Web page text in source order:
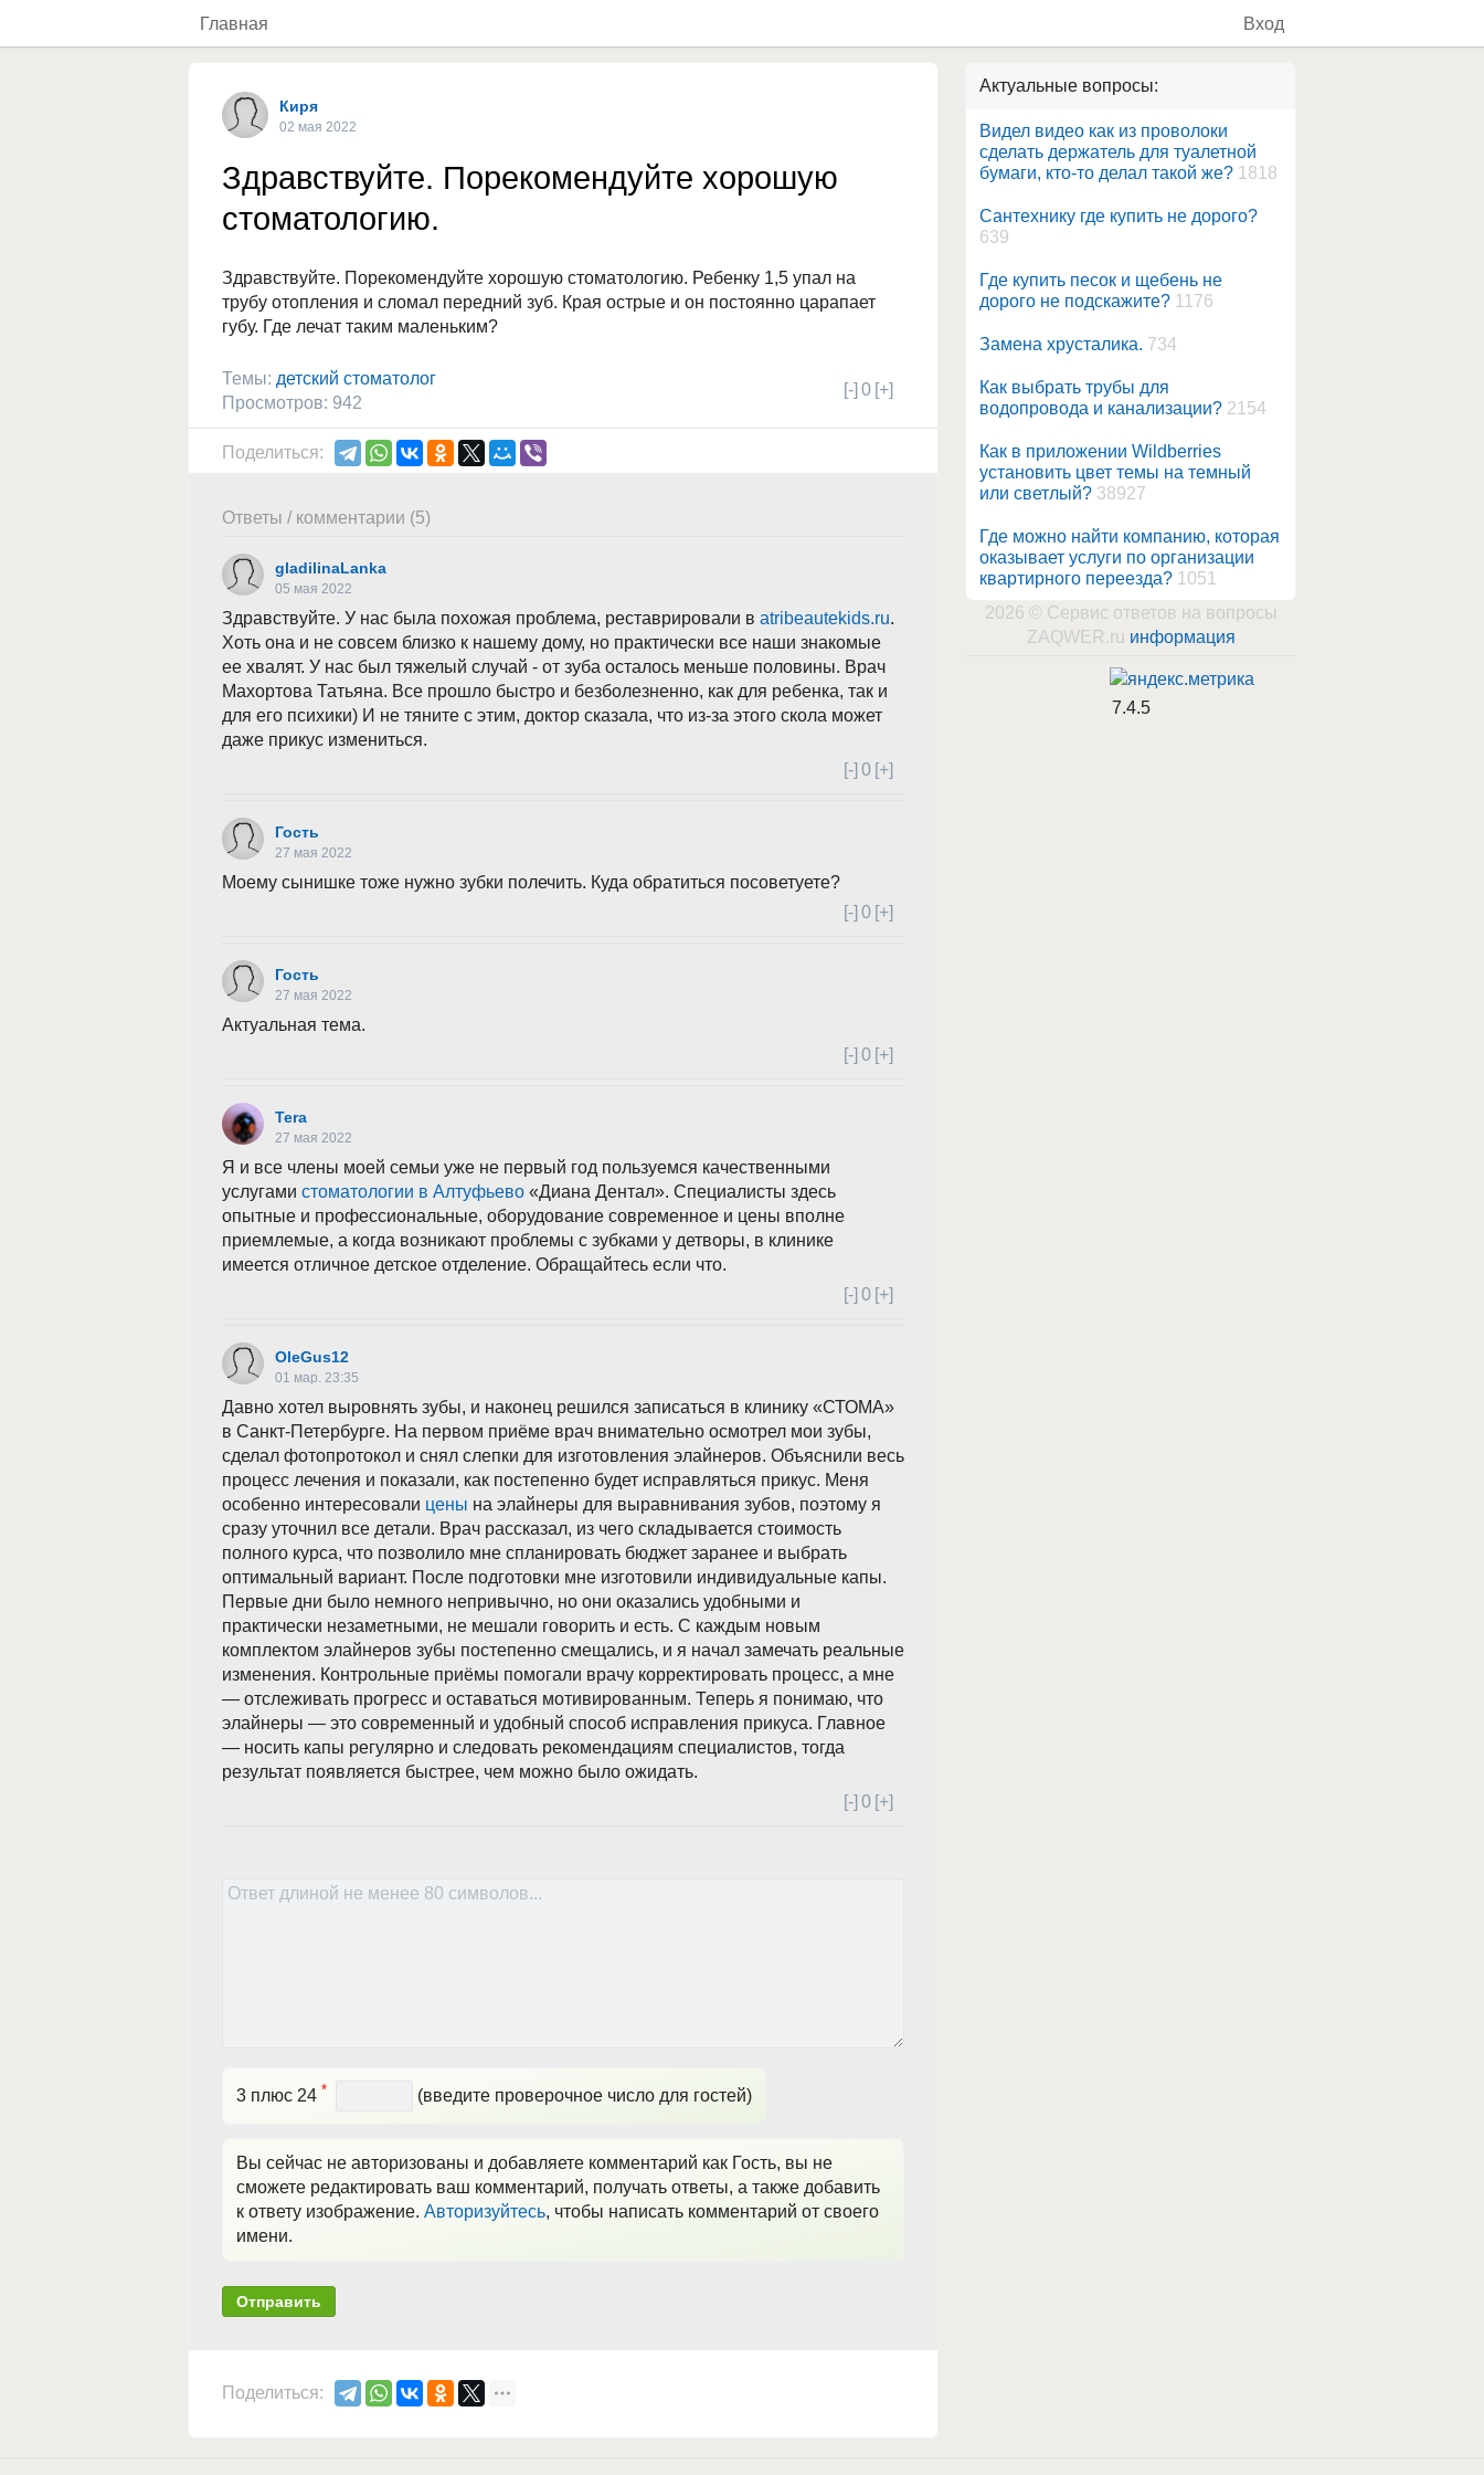
Главная Вход
Киря
02 мая 2022
Здравствуйте. Порекомендуйте хорошую
стоматологию.
Здравствуйте. Порекомендуйте хорошую стоматологию. Ребенку 1,5 упал на
трубу отопления и сломал передний зуб. Края острые и он постоянно царапает
губу. Где лечат таким маленьким?
[-] 0 [+]
Темы: детский стоматолог
Просмотров: 942
Поделиться:
Ответы / комментарии (5)
gladilinaLanka
05 мая 2022
Здравствуйте. У нас была похожая проблема, реставрировали в atribeautekids.ru.
Хоть она и не совсем близко к нашему дому, но практически все наши знакомые
ее хвалят. У нас был тяжелый случай - от зуба осталось меньше половины. Врач
Махортова Татьяна. Все прошло быстро и безболезненно, как для ребенка, так и
для его психики) И не тяните с этим, доктор сказала, что из-за этого скола может
даже прикус измениться.
[-] 0 [+]
Гость
27 мая 2022
Моему сынишке тоже нужно зубки полечить. Куда обратиться посоветуете?
[-] 0 [+]
Гость
27 мая 2022
Актуальная тема.
[-] 0 [+]
Tera
27 мая 2022
Я и все члены моей семьи уже не первый год пользуемся качественными
услугами стоматологии в Алтуфьево «Диана Дентал». Специалисты здесь
опытные и профессиональные, оборудование современное и цены вполне
приемлемые, а когда возникают проблемы с зубками у детворы, в клинике
имеется отличное детское отделение. Обращайтесь если что.
[-] 0 [+]
OleGus12
01 мар. 23:35
Давно хотел выровнять зубы, и наконец решился записаться в клинику «СТОМА»
в Санкт-Петербурге. На первом приёме врач внимательно осмотрел мои зубы,
сделал фотопротокол и снял слепки для изготовления элайнеров. Объяснили весь
процесс лечения и показали, как постепенно будет исправляться прикус. Меня
особенно интересовали цены на элайнеры для выравнивания зубов, поэтому я
сразу уточнил все детали. Врач рассказал, из чего складывается стоимость
полного курса, что позволило мне спланировать бюджет заранее и выбрать
оптимальный вариант. После подготовки мне изготовили индивидуальные капы.
Первые дни было немного непривычно, но они оказались удобными и
практически незаметными, не мешали говорить и есть. С каждым новым
комплектом элайнеров зубы постепенно смещались, и я начал замечать реальные
изменения. Контрольные приёмы помогали врачу корректировать процесс, а мне
— отслеживать прогресс и оставаться мотивированным. Теперь я понимаю, что
элайнеры — это современный и удобный способ исправления прикуса. Главное
— носить капы регулярно и следовать рекомендациям специалистов, тогда
результат появляется быстрее, чем можно было ожидать.
[-] 0 [+]
3 плюс 24 * (введите проверочное число для гостей)
Вы сейчас не авторизованы и добавляете комментарий как Гость, вы не
сможете редактировать ваш комментарий, получать ответы, а также добавить
к ответу изображение. Авторизуйтесь, чтобы написать комментарий от своего
имени.
Отправить
Поделиться:
Актуальные вопросы:
Видел видео как из проволоки
сделать держатель для туалетной
бумаги, кто-то делал такой же? 1818
Сантехнику где купить не дорого?
639
Где купить песок и щебень не
дорого не подскажите? 1176
Замена хрусталика. 734
Как выбрать трубы для
водопровода и канализации? 2154
Как в приложении Wildberries
установить цвет темы на темный
или светлый? 38927
Где можно найти компанию, которая
оказывает услуги по организации
квартирного переезда? 1051
2026 © Сервис ответов на вопросы
ZAQWER.ru информация
7.4.5